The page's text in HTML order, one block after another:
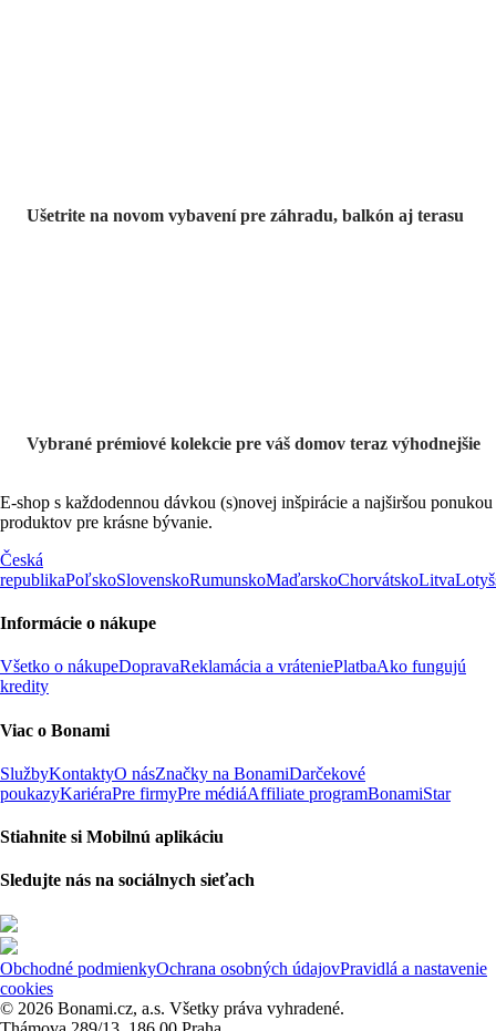
Ušetrite na novom vybavení pre záhradu, balkón aj terasu
Vybrané prémiové kolekcie pre váš domov teraz výhodnejšie
E-shop s každodennou dávkou (s)novej inšpirácie a najširšou ponukou
produktov pre krásne bývanie.
Česká
republikaPoľskoSlovenskoRumunskoMaďarskoChorvátskoLitva
Informácie o nákupe
Všetko o nákupeDopravaReklamácia a vráteniePlatbaAko fungujú
kredity
Viac o Bonami
SlužbyKontaktyO násZnačky na BonamiDarčekové
poukazyKariéraPre firmyPre médiáAffiliate programBonamiStar
Stiahnite si Mobilnú aplikáciu
Sledujte nás na sociálnych sieťach
Obchodné podmienkyOchrana osobných údajovPravidlá a nastavenie
cookies
© 2026 Bonami.cz, a.s. Všetky práva vyhradené.